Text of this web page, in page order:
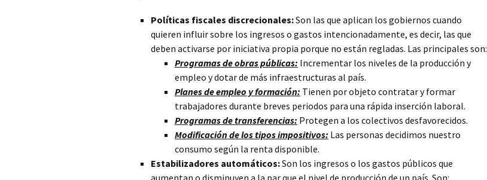
Políticas fiscales discrecionales:Son las que aplican los gobiernos cuando
quieren influir sobre los ingresos o gastos intencionadamente, es decir, las que
deben activarse por iniciativa propia porque no están regladas. Las principales son:
Programas de obras públicas: Incrementar los niveles de la producción y
empleo y dotar de más infraestructuras al país.
Planes de empleo y formación: Tienen por objeto contratar y formar
trabajadores durante breves periodos para una rápida inserción laboral.
Programas de transferencias: Protegen a los colectivos desfavorecidos.
Modificación de los tipos impositivos: Las personas decidimos nuestro
consumo según la renta disponible.
Estabilizadores automáticos:Son los ingresos o los gastos públicos que
aumentan o disminuyen a la par que el nivel de producción de un país. Son: